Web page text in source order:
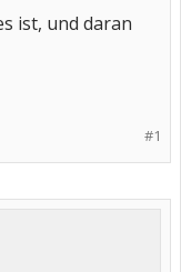
ist, und daran
#1